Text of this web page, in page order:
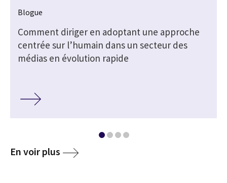
Blogue
Comment diriger en adoptant une approche
centrée sur l’humain dans un secteur des
médias en évolution rapide
En voir plus